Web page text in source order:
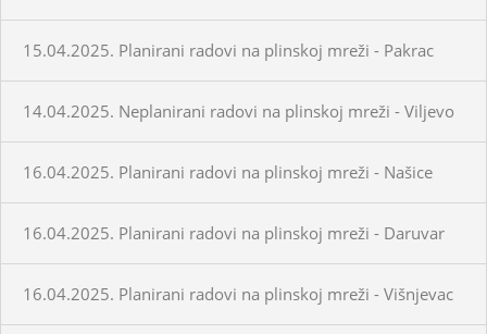
15.04.2025. Planirani radovi na plinskoj mreži - Pakrac
14.04.2025. Neplanirani radovi na plinskoj mreži - Viljevo
16.04.2025. Planirani radovi na plinskoj mreži - Našice
16.04.2025. Planirani radovi na plinskoj mreži - Daruvar
16.04.2025. Planirani radovi na plinskoj mreži - Višnjevac